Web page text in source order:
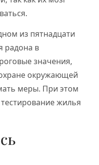
из пятнадцати
радона в
значения,
окружающей
меры. При этом
жилья